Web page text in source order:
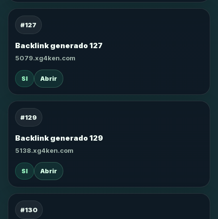
#127
Backlink generado 127
5079.xg4ken.com
SI Abrir
#129
Backlink generado 129
5138.xg4ken.com
SI Abrir
#130